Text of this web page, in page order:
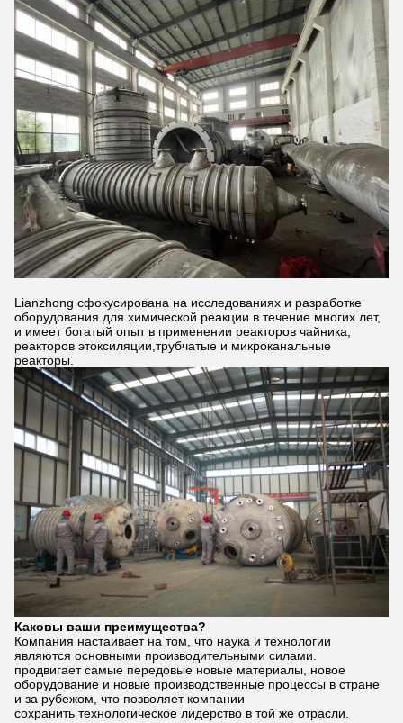
Lianzhong сфокусирована на исследованиях и разработке
оборудования для химической реакции в течение многих лет,
и имеет богатый опыт в применении реакторов чайника,
реакторов этоксиляции,трубчатые и микроканальные
реакторы.
Каковы ваши преимущества?
Компания настаивает на том, что наука и технологии
являются основными производительными силами.
продвигает самые передовые новые материалы, новое
оборудование и новые производственные процессы в стране
и за рубежом, что позволяет компании
сохранить технологическое лидерство в той же отрасли.